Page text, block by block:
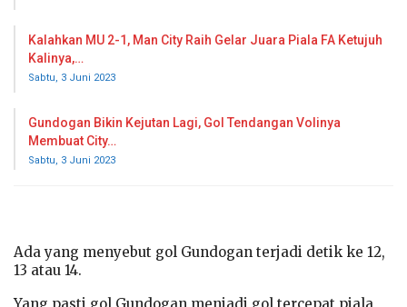
Kalahkan MU 2-1, Man City Raih Gelar Juara Piala FA Ketujuh
Kalinya,…
Sabtu, 3 Juni 2023
Gundogan Bikin Kejutan Lagi, Gol Tendangan Volinya
Membuat City…
Sabtu, 3 Juni 2023
Ada yang menyebut gol Gundogan terjadi detik ke 12,
13 atau 14.